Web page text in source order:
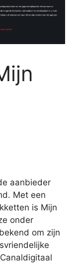
aanbieder
Met een
is Mijn
onder
om zijn